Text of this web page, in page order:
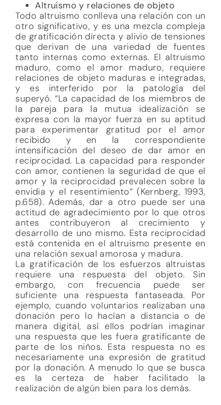
Altruismo y relaciones de objeto
Todo altruismo conlleva una relación con un
otro significativo, y es una mezcla compleja
de gratificación directa y alivio de tensiones
que derivan de una variedad de fuentes
tanto internas como externas. El altruismo
maduro, como el amor maduro, requiere
relaciones de objeto maduras e integradas,
y es interferido por la patología del
superyó. “La capacidad de los miembros de
la pareja para la mutua idealización se
expresa con la mayor fuerza en su aptitud
para experimentar gratitud por el amor
recibido y en la correspondiente
intensificación del deseo de dar amor en
reciprocidad. La capacidad para responder
con amor, contienen la seguridad de que el
amor y la reciprocidad prevalecen sobre la
envidia y el resentimiento” (Kernberg, 1993,
p.658). Además, dar a otro puede ser una
actitud de agradecimiento por lo que otros
antes contribuyeron al crecimiento y
desarrollo de uno mismo. Esta reciprocidad
está contenida en el altruismo presente en
una relación sexual amorosa y madura.
La gratificación de los esfuerzos altruistas
requiere una respuesta del objeto. Sin
embargo, con frecuencia puede ser
suficiente una respuesta fantaseada. Por
ejemplo, cuando voluntarios realizaban una
donación pero lo hacían a distancia o de
manera digital, así ellos podrían imaginar
una respuesta que les fuera gratificante de
parte de los niños. Esta respuesta no es
necesariamente una expresión de gratitud
por la donación. A menudo lo que se busca
es la certeza de haber facilitado la
realización de algún bien para los demás.